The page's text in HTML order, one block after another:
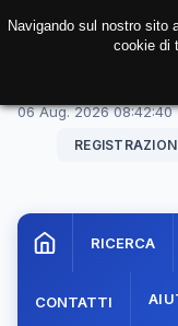
06 Aug. 202608:42:41
RICERCA
CONTATTI
Navigando sul nostro
cookie di